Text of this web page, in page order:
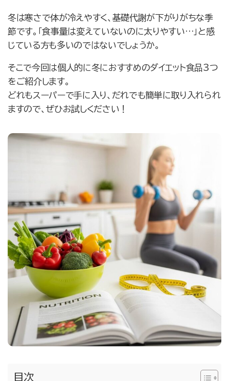
コラム
運営会社情報
採用情報
プライバシーポリシー
冬は寒さで体が冷えやすく、基礎代謝が下がりがちな季
節です。「食事量は変えていないのに太りやすい…」と感
じている方も多いのではないでしょうか。
そこで今回は個人的に冬におすすめのダイエット食品3つ
をご紹介します。
どれもスーパーで手に入り、だれでも簡単に取り入れられ
ますので、ぜひお試しください！
目次